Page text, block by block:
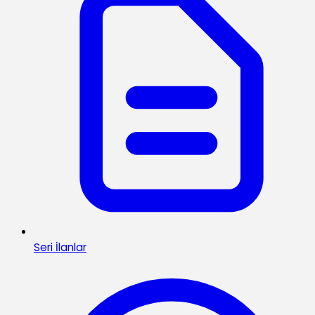
Seri İlanlar